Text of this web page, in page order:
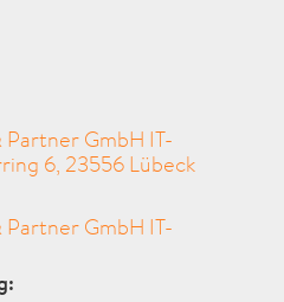
GmbH IT-
6, 23556 Lübeck
GmbH IT-